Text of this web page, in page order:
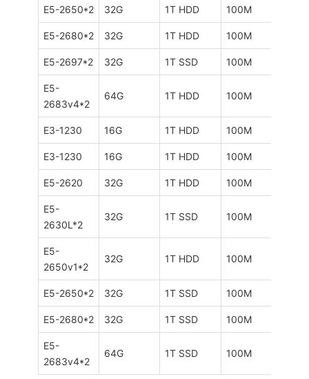
E5-2650*2 32G 1T HDD 100M
E5-2680*2 32G 1T HDD 100M
E5-2697*2 32G 1T SSD 100M
E5-
2683v4*2
64G 1T HDD 100M
E3-1230 16G 1T HDD 100M
E3-1230 16G 1T HDD 100M
E5-2620 32G 1T HDD 100M
E5-
2630L*2
32G 1T SSD 100M
E5-
2650v1*2
32G 1T HDD 100M
E5-2650*2 32G 1T SSD 100M
E5-2680*2 32G 1T SSD 100M
E5-
2683v4*2
64G 1T SSD 100M